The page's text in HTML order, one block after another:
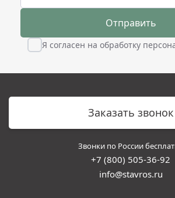
Отправить
Я согласен на обработку
Заказать звонок
Звонки по России
+7 (800) 505-36-92
info@stavros.ru